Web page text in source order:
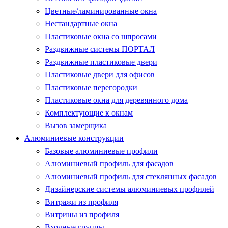
Цветные/ламинированные окна
Нестандартные окна
Пластиковые окна со шпросами
Раздвижные системы ПОРТАЛ
Раздвижные пластиковые двери
Пластиковые двери для офисов
Пластиковые перегородки
Пластиковые окна для деревянного дома
Комплектующие к окнам
Вызов замерщика
Алюминиевые конструкции
Базовые алюминиевые профили
Алюминиевый профиль для фасадов
Алюминиевый профиль для стеклянных фасадов
Дизайнерские системы алюминиевых профилей
Витражи из профиля
Витрины из профиля